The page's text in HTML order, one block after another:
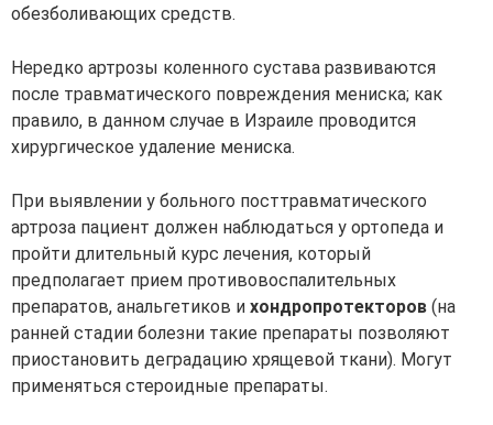
обезболивающих средств.
Нередко артрозы коленного сустава развиваются
после травматического повреждения мениска; как
правило, в данном случае в Израиле проводится
хирургическое удаление мениска.
При выявлении у больного посттравматического
артроза пациент должен наблюдаться у ортопеда и
пройти длительный курс лечения, который
предполагает прием противовоспалительных
препаратов, анальгетиков и хондропротекторов (на
ранней стадии болезни такие препараты позволяют
приостановить деградацию хрящевой ткани). Могут
применяться стероидные препараты.